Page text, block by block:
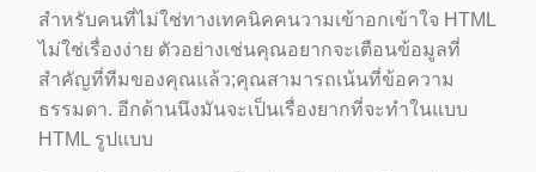
สำหรับคนที่ไม่ใช่ทางเทคนิคคนวามเข้าอกเข้าใจ HTML
ไม่ใช่เรื่องง่าย ตัวอย่างเช่นคุณอยากจะเตือนข้อมูลที่
สำคัญที่ทีมของคุณแล้ว;คุณสามารถเน้นที่ข้อความ
ธรรมดา. อีกด้านนึงมันจะเป็นเรื่องยากที่จะทำในแบบ
HTML รูปแบบ